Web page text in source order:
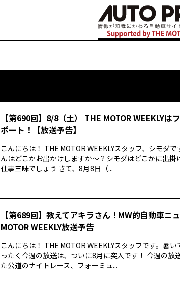
【第690回】8/8（土） THE MOTOR WEEKLYは
ポート！【放送予告】
こんにちは！ THE MOTOR WEEKLYスタッフ、シモダ
んはどこかお出かけしますか〜？シモダはどこかに出掛
仕事三昧でしょう さて、8月8日（...
【第689回】教えてアキラさん！MW的自動車ニ
MOTOR WEEKLY放送予告
こんにちは！ THE MOTOR WEEKLYスタッフです。暑
ったく今週の放送は、ついに8月に突入です！ 今週の放
た公道のナイトレース、フォーミュ...